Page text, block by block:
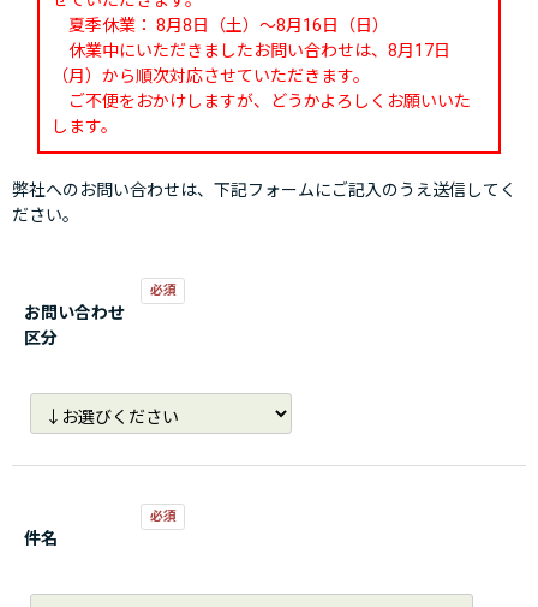
夏季休業： 8月8日（土）～8月16日（日）
休業中にいただきましたお問い合わせは、8月17日
（月）から順次対応させていただきます。
ご不便をおかけしますが、どうかよろしくお願いいた
します。
弊社へのお問い合わせは、下記フォームにご記入のうえ送信してく
ださい。
お問い合わせ
区分
件名